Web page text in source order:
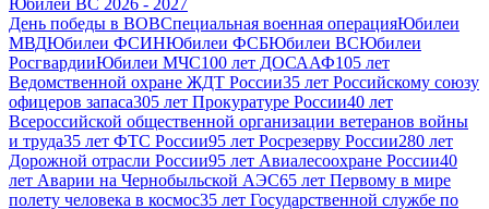
День победы в ВОВСпециальная военная операцияЮбилеи
МВДЮбилеи ФСИНЮбилеи ФСБЮбилеи ВСЮбилеи
РосгвардииЮбилеи МЧС100 лет ДОСААФ105 лет
Ведомственной охране ЖДТ России35 лет Российскому союзу
офицеров запаса305 лет Прокуратуре России40 лет
Всероссийской общественной организации ветеранов войны
и труда35 лет ФТС России95 лет Росрезерву России280 лет
Дорожной отрасли России95 лет Авиалесоохране России40
лет Аварии на Чернобыльской АЭС65 лет Первому в мире
полету человека в космос35 лет Государственной службе по